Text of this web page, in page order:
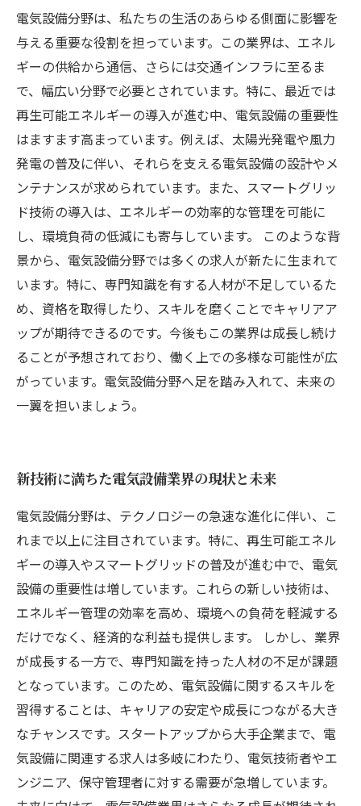
ついて
未来の電気設備業界で輝くための第一歩を踏み
出そう
電気設備分野は、私たちの生活のあらゆる側面に影響を
与える重要な役割を担っています。この業界は、エネル
ギーの供給から通信、さらには交通インフラに至るま
で、幅広い分野で必要とされています。特に、最近では
再生可能エネルギーの導入が進む中、電気設備の重要性
はますます高まっています。例えば、太陽光発電や風力
発電の普及に伴い、それらを支える電気設備の設計やメ
ンテナンスが求められています。また、スマートグリッ
ド技術の導入は、エネルギーの効率的な管理を可能に
し、環境負荷の低減にも寄与しています。 このような背
景から、電気設備分野では多くの求人が新たに生まれて
います。特に、専門知識を有する人材が不足しているた
め、資格を取得したり、スキルを磨くことでキャリアア
ップが期待できるのです。今後もこの業界は成長し続け
ることが予想されており、働く上での多様な可能性が広
がっています。電気設備分野へ足を踏み入れて、未来の
一翼を担いましょう。
新技術に満ちた電気設備業界の現状と未来
電気設備分野は、テクノロジーの急速な進化に伴い、こ
れまで以上に注目されています。特に、再生可能エネル
ギーの導入やスマートグリッドの普及が進む中で、電気
設備の重要性は増しています。これらの新しい技術は、
エネルギー管理の効率を高め、環境への負荷を軽減する
だけでなく、経済的な利益も提供します。 しかし、業界
が成長する一方で、専門知識を持った人材の不足が課題
となっています。このため、電気設備に関するスキルを
習得することは、キャリアの安定や成長につながる大き
なチャンスです。スタートアップから大手企業まで、電
気設備に関連する求人は多岐にわたり、電気技術者やエ
ンジニア、保守管理者に対する需要が急増しています。